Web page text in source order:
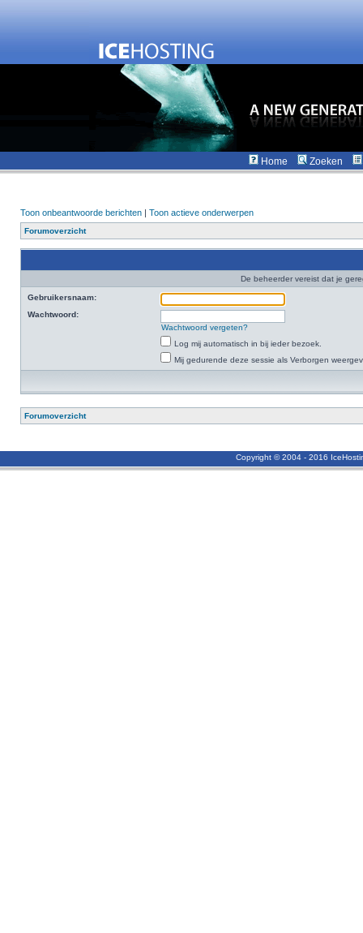
Home Zoeken
Toon onbeantwoorde berichten | Toon actieve onderwerpen
Forumoverzicht
De beheerder vereist dat je
Gebruikersnaam:
Wachtwoord:
Wachtwoord vergeten?
Log mij automatisch in bij ieder bezoek.
Mij gedurende deze sessie als Verborgen
Forumoverzicht
Copyright © 2004 - 2016